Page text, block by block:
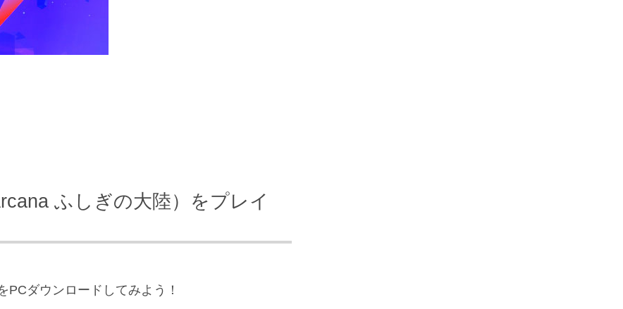
ふしぎの大陸）をプレイ
PCダウンロードしてみよう！